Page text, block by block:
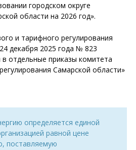
городском округе
области на 2026 год».
и тарифного регулирования
декабря 2025 года № 823
отдельные приказы комитета
Самарской области»
определяется единой
равной цене
поставляемую